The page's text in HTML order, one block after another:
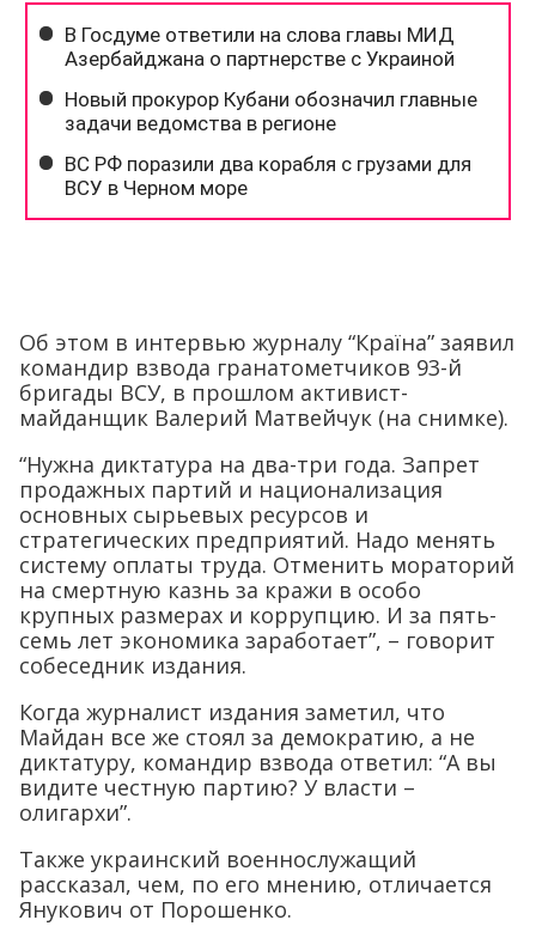
Об этом в интервью журналу “Країна” заявил
командир взвода гранатометчиков 93-й
бригады ВСУ, в прошлом активист-
майданщик Валерий Матвейчук (на снимке).
“Нужна диктатура на два-три года. Запрет
продажных партий и национализация
основных сырьевых ресурсов и
стратегических предприятий. Надо менять
систему оплаты труда. Отменить мораторий
на смертную казнь за кражи в особо
крупных размерах и коррупцию. И за пять-
семь лет экономика заработает”, – говорит
собеседник издания.
Когда журналист издания заметил, что
Майдан все же стоял за демократию, а не
диктатуру, командир взвода ответил: “А вы
видите честную партию? У власти –
олигархи”.
Также украинский военнослужащий
рассказал, чем, по его мнению, отличается
Янукович от Порошенко.